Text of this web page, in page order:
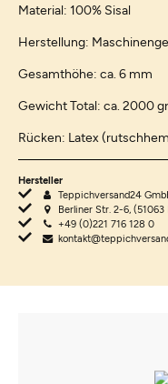
Material: 100% Sisal
Herstellung:
Gesamthöhe: ca. 6 mm
Gewicht Total: ca. 2000
Rücken: Latex
Hersteller
Teppichversand24
Berliner Str. 2-6, (51063
+49 (0)221 716 128 0